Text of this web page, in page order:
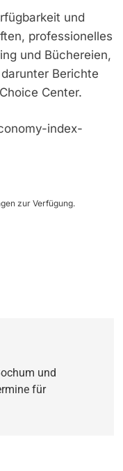
und
professionelles
und Büchereien,
Berichte
Center.
index-
zur Verfügung.
und
für